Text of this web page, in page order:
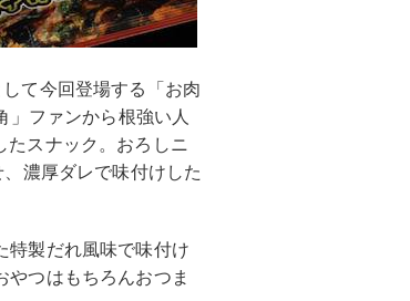
て今回登場する「お肉
」ファンから根強い人
たスナック。おろしニ
濃厚ダレで味付けした
特製だれ風味で味付け
やつはもちろんおつま